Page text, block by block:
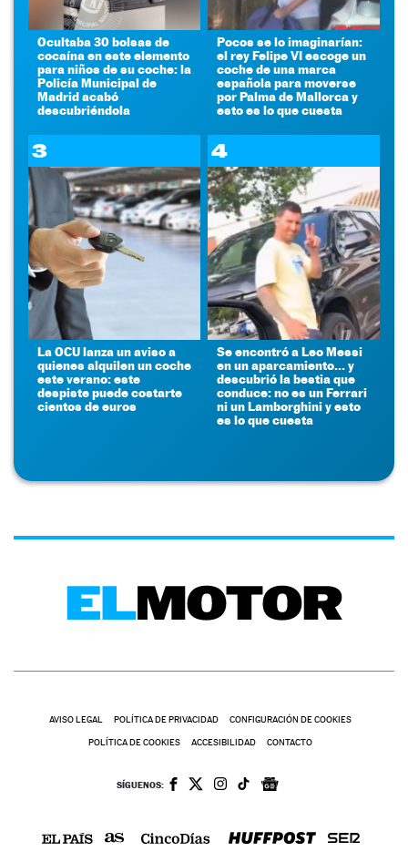
Ocultaba 30 bolsas de
cocaína en este elemento
para niños de su coche: la
Policía Municipal de
Madrid acabó
descubriéndola
Pocos se lo imaginarían:
el rey Felipe VI escoge un
coche de una marca
española para moverse
por Palma de Mallorca y
esto es lo que cuesta
3
La OCU lanza un aviso a
quienes alquilen un coche
este verano: este
despiste puede costarte
cientos de euros
4
Se encontró a Leo Messi
en un aparcamiento... y
descubrió la bestia que
conduce: no es un Ferrari
ni un Lamborghini y esto
es lo que cuesta
AVISO LEGAL POLÍTICA DE PRIVACIDAD CONFIGURACIÓN DE COOKIES
POLÍTICA DE COOKIES ACCESIBILIDAD CONTACTO
SÍGUENOS: